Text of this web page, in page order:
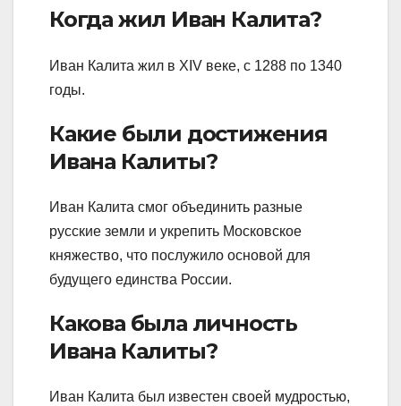
Когда жил Иван Калита?
Иван Калита жил в XIV веке, с 1288 по 1340
годы.
Какие были достижения
Ивана Калиты?
Иван Калита смог объединить разные
русские земли и укрепить Московское
княжество, что послужило основой для
будущего единства России.
Какова была личность
Ивана Калиты?
Иван Калита был известен своей мудростью,